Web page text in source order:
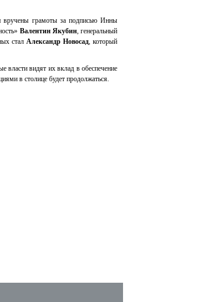
вручены грамоты за подписью Инны
Валентин Якубин, генеральный
сталАлександр Новосад, который
власти видят их вклад в обеспечение
в столице будет продолжаться.